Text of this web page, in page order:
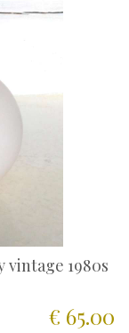
vintage 1980s
€ 65.00